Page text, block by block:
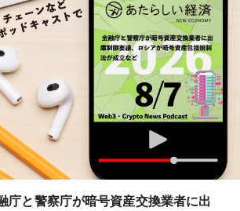
庁と警察庁が暗号資産交換業者に出